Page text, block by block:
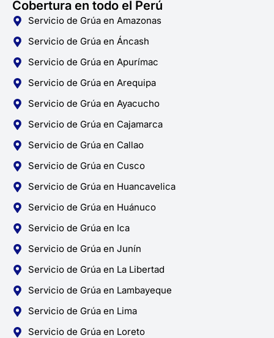
Cobertura en todo el Perú
Servicio de Grúa en Amazonas
Servicio de Grúa en Áncash
Servicio de Grúa en Apurímac
Servicio de Grúa en Arequipa
Servicio de Grúa en Ayacucho
Servicio de Grúa en Cajamarca
Servicio de Grúa en Callao
Servicio de Grúa en Cusco
Servicio de Grúa en Huancavelica
Servicio de Grúa en Huánuco
Servicio de Grúa en Ica
Servicio de Grúa en Junín
Servicio de Grúa en La Libertad
Servicio de Grúa en Lambayeque
Servicio de Grúa en Lima
Servicio de Grúa en Loreto